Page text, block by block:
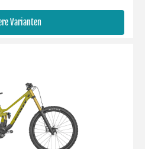
Varianten